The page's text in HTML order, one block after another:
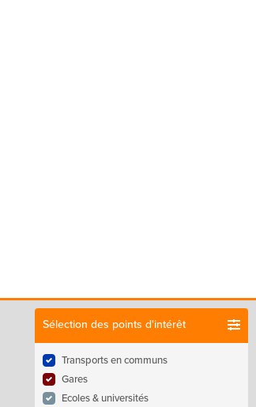
Sélection des points d'intérêt
Transports en communs
Gares
Ecoles & universités